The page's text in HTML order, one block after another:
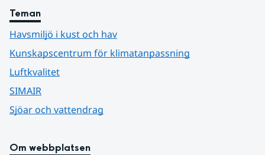
Teman
Havsmiljö i kust och hav
Kunskapscentrum för klimatanpassning
Luftkvalitet
SIMAIR
Sjöar och vattendrag
Om webbplatsen